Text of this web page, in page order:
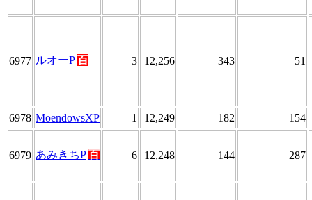
6977 ルオーP 百 3 12,256 343 51
6978 MoendowsXP 1 12,249 182 154
6979 あみきちP 百 6 12,248 144 287